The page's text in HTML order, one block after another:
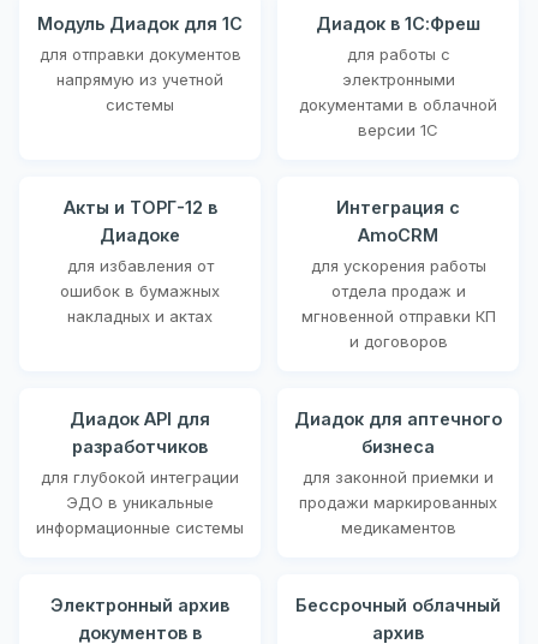
Модуль Диадок для 1С
для отправки документов
напрямую из учетной
системы
Диадок в 1С:Фреш
для работы с
электронными
документами в облачной
версии 1С
Акты и ТОРГ-12 в
Диадоке
для избавления от
ошибок в бумажных
накладных и актах
Интеграция с
AmoCRM
для ускорения работы
отдела продаж и
мгновенной отправки КП
и договоров
Диадок API для
разработчиков
для глубокой интеграции
ЭДО в уникальные
информационные системы
Диадок для аптечного
бизнеса
для законной приемки и
продажи маркированных
медикаментов
Электронный архив
документов в
Бессрочный облачный
архив